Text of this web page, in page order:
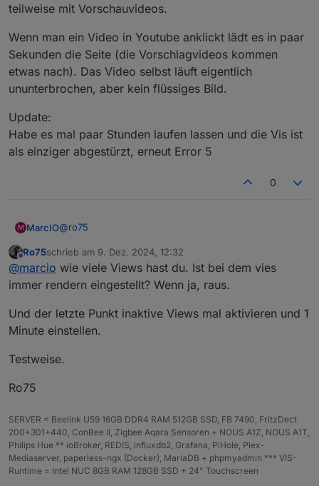
teilweise mit Vorschauvideos.
Wenn man ein Video in Youtube anklickt lädt es in paar
Sekunden die Seite (die Vorschlagvideos kommen
etwas nach). Das Video selbst läuft eigentlich
ununterbrochen, aber kein flüssiges Bild.
Update:
Habe es mal paar Stunden laufen lassen und die Vis ist
als einziger abgestürzt, erneut Error 5
0
M MarcIO@ro75
Wenn ich mit eben durch die Ansichten tippe,
bsp. Von der Hauptansicht weiter in eine andere,
dann wieder zurück usw. Oder es ist eben auch
nach einer Zeit so unabhängig von meinen
Aktionen.
1x 2000x1200px. Die sind aber nach meinem
Schaut bei mir so aus:
Offline
Ro75schrieb am 9. Dez. 2024, 12:32
zuletzt editiert von
@marcio wie viele Views hast du. Ist bei dem vies
immer rendern eingestellt? Wenn ja, raus.
Und der letzte Punkt inaktive Views mal aktivieren und 1
Minute einstellen.
Testweise.
Ro75
SERVER = Beelink U59 16GB DDR4 RAM 512GB SSD, FB 7490, FritzDect
200+301+440, ConBee II, Zigbee Aqara Sensoren + NOUS A1Z, NOUS A1T,
Philips Hue ** ioBroker, REDIS, influxdb2, Grafana, PiHole, Plex-
Mediaserver, paperless-ngx (Docker), MariaDB + phpmyadmin *** VIS-
Runtime = Intel NUC 8GB RAM 128GB SSD + 24" Touchscreen